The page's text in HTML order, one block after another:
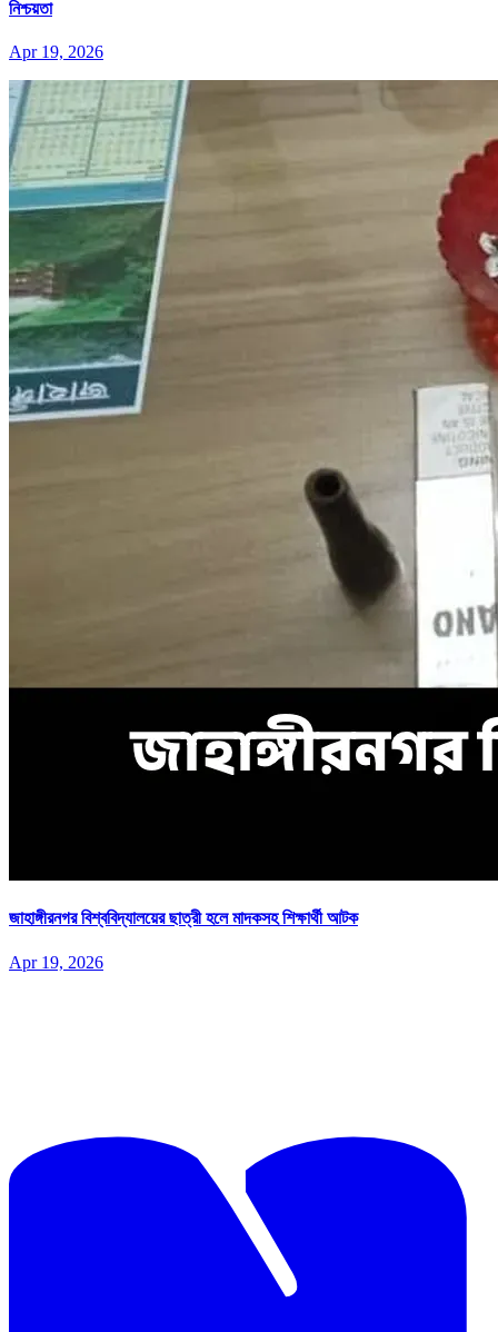
নিশ্চয়তা
Apr 19, 2026
জাহাঙ্গীরনগর বিশ্ববিদ্যালয়ের ছাত্রী হলে মাদকসহ শিক্ষার্থী আটক
Apr 19, 2026